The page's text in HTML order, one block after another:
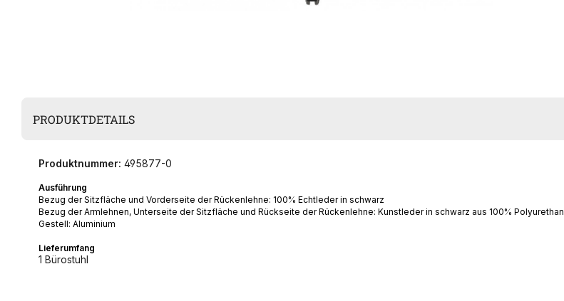
PRODUKTDETAILS
Produktnummer: 495877-0
Ausführung
Bezug der Sitzfläche und Vorderseite der Rückenlehne: 100% Echtleder in schwarz
Bezug der Armlehnen, Unterseite der Sitzfläche und Rückseite der Rückenlehne: Kunstleder in schwarz aus 100% Polyurethan
Gestell: Aluminium
Lieferumfang
1 Bürostuhl